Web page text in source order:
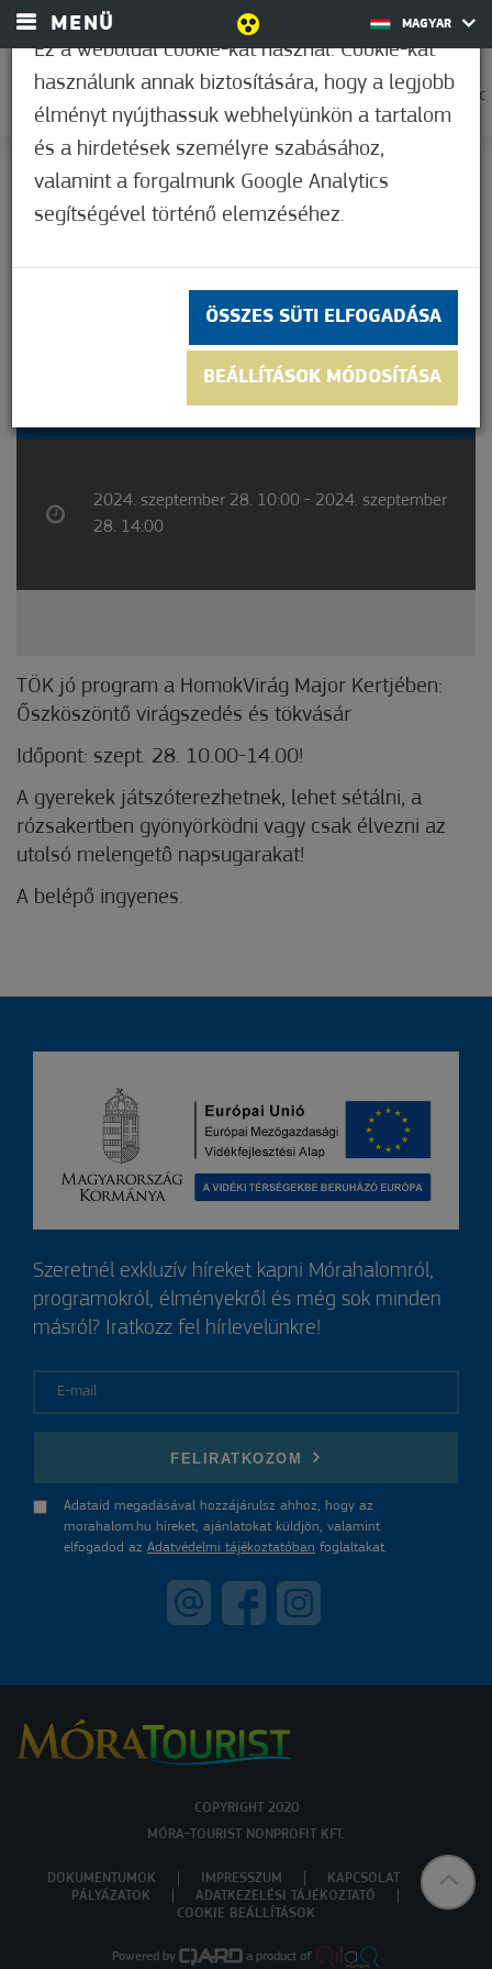
MENÜ MAGYAR
0
21,1°C
Nem értékelt
ŐSZKÖSZÖNTŐ
VIRÁGSZEDÉS ÉS TÖKVÁSÁR
2024. szeptember 28. 10:00 - 2024. szeptember
28. 14:00
TÖK jó program a HomokVirág Major Kertjében:
Őszköszöntő virágszedés és tökvásár
Időpont: szept. 28. 10.00-14.00!
A gyerekek játszóterezhetnek, lehet sétálni, a
rózsakertben gyönyörködni vagy csak élvezni az
utolsó melengetô napsugarakat!
A belépő ingyenes.
Ez a weboldal cookie-kat használ. Cookie-kat
használunk annak biztosítására, hogy a legjobb
élményt nyújthassuk webhelyünkön a tartalom
és a hirdetések személyre szabásához,
valamint a forgalmunk Google Analytics
segítségével történő elemzéséhez.
ÖSSZES SÜTI ELFOGADÁSA
BEÁLLÍTÁSOK MÓDOSÍTÁSA
Szeretnél exkluzív híreket kapni Mórahalomról,
programokról, élményekről és még sok minden
másról? Iratkozz fel hírlevelünkre!
FELIRATKOZOM
Adataid megadásával hozzájárulsz ahhoz, hogy az
morahalom.hu híreket, ajánlatokat küldjön, valamint
elfogadod az Adatvédelmi tájékoztatóban foglaltakat.
COPYRIGHT 2020
MÓRA-TOURIST NONPROFIT KFT.
DOKUMENTUMOK IMPRESSZUM
KAPCSOLAT
PÁLYÁZATOK
ADATKEZELÉSI TÁJÉKOZTATÓ
COOKIE BEÁLLÍTÁSOK
Powered by a product of